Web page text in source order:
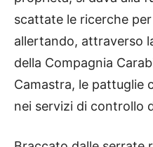
scattate le ricerche
allertando, attraverso
della Compagnia
Camastra, le pattuglie
nei servizi di controllo